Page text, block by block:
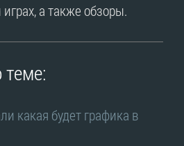
а также обзоры.
какая будет графика в